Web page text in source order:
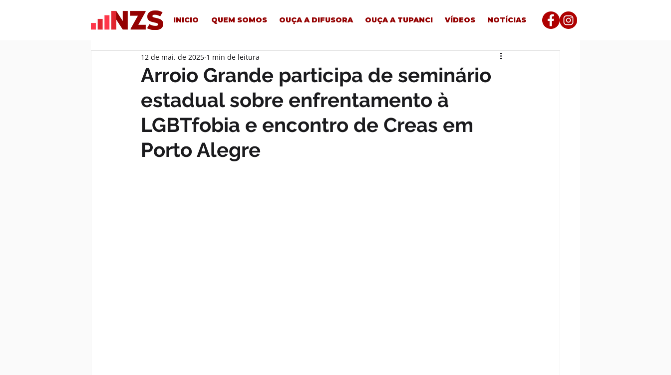
INICIO QUEM SOMOS OUÇA A DIFUSORA OUÇA A TUPANCI VÍDEOS NOTÍCIAS
Arroio Grande participa de seminário
estadual sobre enfrentamento à
LGBTfobia e encontro de Creas em
Porto Alegre
12 de mai. de 2025 1 min de leitura